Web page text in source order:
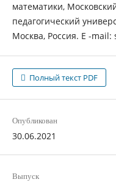
математики,
педагогический
Москва, Россия. E -
Полный текст PDF
Опубликован
30.06.2021
Выпуск